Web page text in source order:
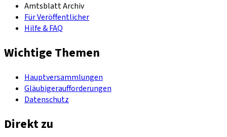
Amtsblatt Archiv
Für Veröffentlicher
Hilfe & FAQ
Wichtige Themen
Hauptversammlungen
Gläubigeraufforderungen
Datenschutz
Direkt zu